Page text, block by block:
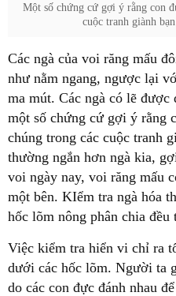
Một số chứng cứ gợi ý rằng con
cuộc tranh giành
Các ngà của voi răng mấu
như nằm ngang, ngược lại
ma mút. Các ngà có lẽ được
một số chứng cứ gợi ý rằng
chúng trong các cuộc tranh
thường ngắn hơn ngà kia,
voi ngày nay, voi răng mấu
một bên. KIểm tra ngà hóa
hốc lõm nông phân chia đều
Việc kiểm tra hiển vi chỉ ra
dưới các hốc lõm. Người ta
do các con đực đánh nhau